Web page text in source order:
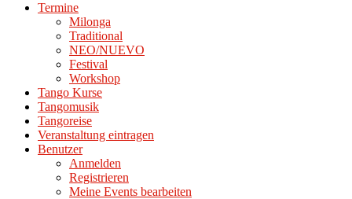
Termine
Milonga
Traditional
NEO/NUEVO
Festival
Workshop
Tango Kurse
Tangomusik
Tangoreise
Veranstaltung eintragen
Benutzer
Anmelden
Registrieren
Meine Events bearbeiten